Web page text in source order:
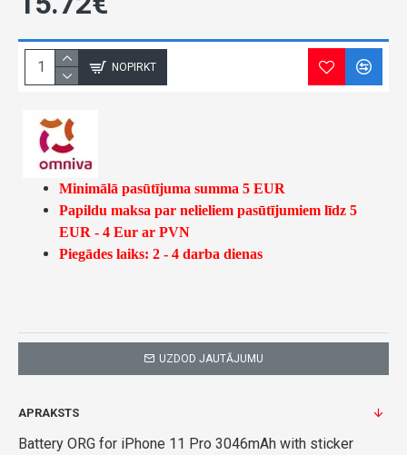
NOPIRKT
Minimālā pasūtījuma summa 5 EUR
Papildu maksa par nelieliem pasūtījumiem līdz 5
EUR - 4 Eur ar PVN
Piegādes laiks: 2 - 4 darba dienas
UZDOD JAUTĀJUMU
APRAKSTS
Battery ORG for iPhone 11 Pro 3046mAh with sticker